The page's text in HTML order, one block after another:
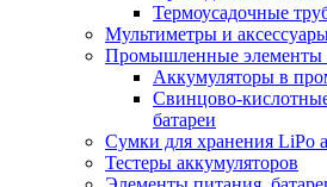
Термоусадочные
Мультиметры и
Промышленные элементы
Аккумуляторы в
Свинцово-
батареи
Сумки для хранения LiPo
Тестеры аккумуляторов